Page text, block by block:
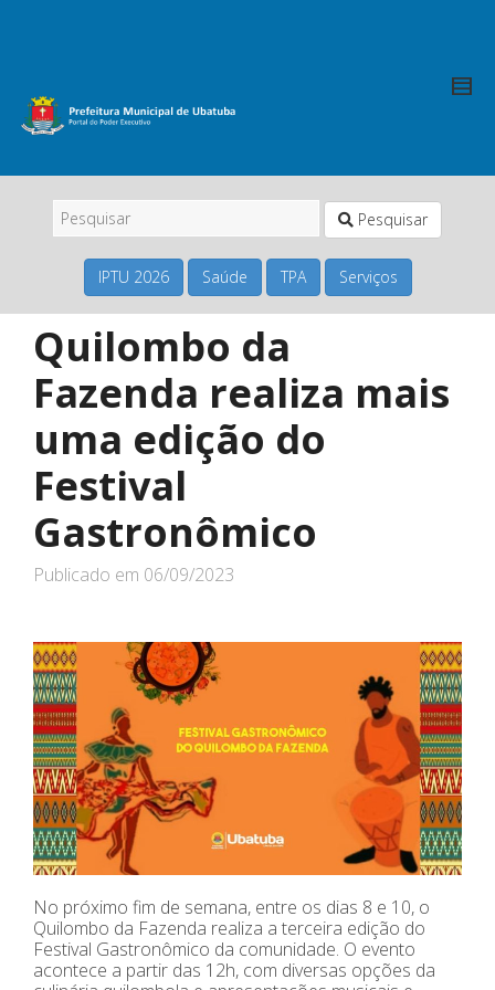
Pesquisar
IPTU 2026 Saúde TPA Serviços
Quilombo da
Fazenda realiza mais
uma edição do
Festival
Gastronômico
Publicado em 06/09/2023
No próximo fim de semana, entre os dias 8 e 10, o
Quilombo da Fazenda realiza a terceira edição do
Festival Gastronômico da comunidade. O evento
acontece a partir das 12h, com diversas opções da